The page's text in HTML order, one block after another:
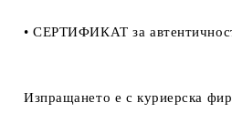
• СЕРТИФИКАТ за
Изпращането е с куриерска